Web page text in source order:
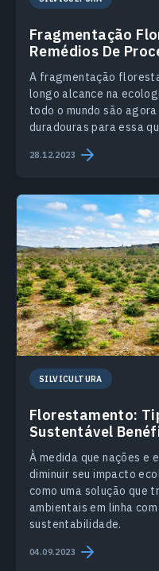
Fragmentação
Remédios De
A fragmentação
longo alcance na
todo o mundo são
duradouras para essa
28.12.2023
SILVICULTURA
Florestamento:
Sustentável
À medida que nações e
diminuir seu impacto
como uma solução que
ambientais em linha
sustentabilidade.
04.09.2023